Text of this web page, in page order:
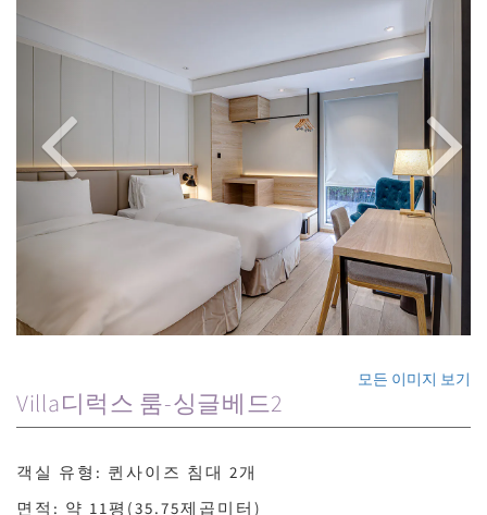
모든 이미지 보기
Villa디럭스 룸-싱글베드2
객실 유형: 퀸사이즈 침대 2개
면적: 약 11평(35.75제곱미터)